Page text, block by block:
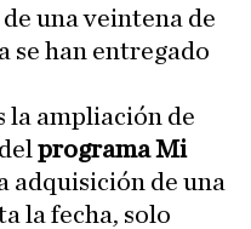
de una veintena de
se han entregado
la ampliación de
programa Mi
adquisición de una
la fecha, solo